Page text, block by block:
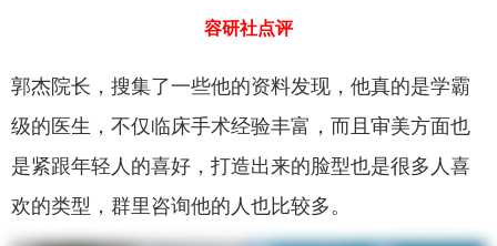
容研社点评
郭杰院长，搜集了一些他的资料发现，他真的是学霸
级的医生，不仅临床手术经验丰富，而且审美方面也
是紧跟年轻人的喜好，打造出来的脸型也是很多人喜
欢的类型，群里咨询他的人也比较多。